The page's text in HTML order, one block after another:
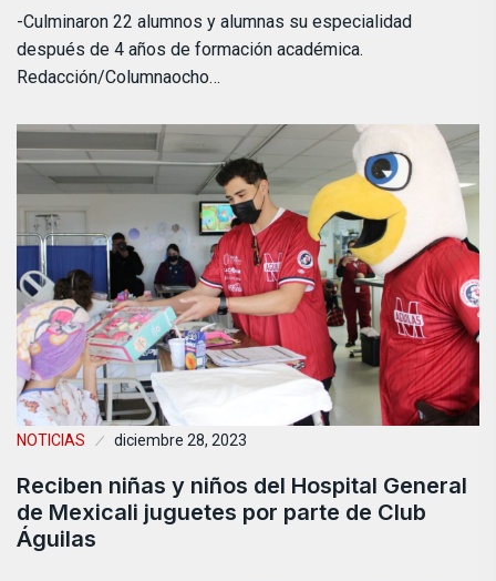
-Culminaron 22 alumnos y alumnas su especialidad
después de 4 años de formación académica.
Redacción/Columnaocho…
NOTICIAS diciembre 28, 2023
Reciben niñas y niños del Hospital General
de Mexicali juguetes por parte de Club
Águilas